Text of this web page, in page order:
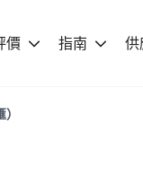
價 指南 供